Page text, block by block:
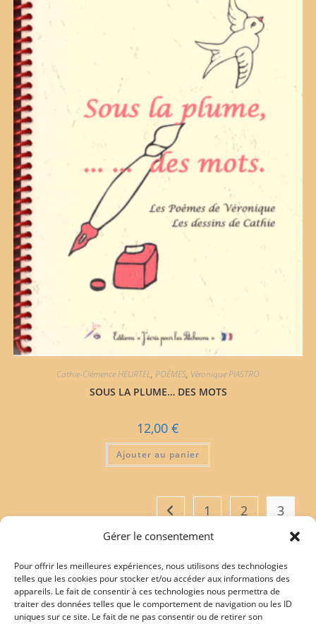
Gérer le consentement
Pour offrir les meilleures expériences, nous utilisons des technologies
telles que les cookies pour stocker et/ou accéder aux informations des
appareils. Le fait de consentir à ces technologies nous permettra de
traiter des données telles que le comportement de navigation ou les ID
uniques sur ce site. Le fait de ne pas consentir ou de retirer son
Cathie-Clémence HEURTEL, POÈMES, Véronique PIASTRO
SOUS LA PLUME… DES MOTS
12,00 €
Ajouter au panier
1 2 3
Mentions légales